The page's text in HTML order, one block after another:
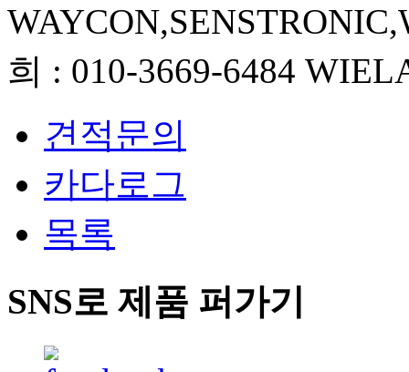
희 : 010-3669-6484
견적문의
카다로그
목록
SNS로 제품 퍼가기